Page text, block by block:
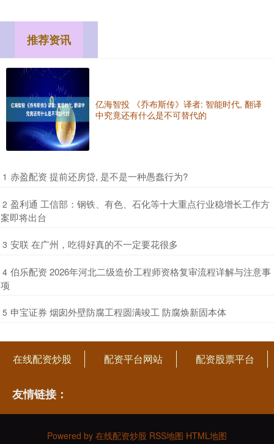
推荐资讯
亿海智投 《乔布斯传》译者: 智能时代, 翻译
中究竟还有什么是不可替代的
1 ​赤盈配资 提前还房贷, 是不是一种愚蠢行为?
2 ​盈利通 工信部：钢铁、有色、石化等十大重点行业稳增长工作方
案即将出台
3 ​安联 在广州，吃得好真的不一定要花很多
4 ​伯乐配资 2026年河北二级造价工程师资格复审流程详解与注意事
项
5 ​申宝证券 烟囱外壁防腐工程圆满竣工 防腐焕新固本体
在线配资炒股 配资平台网站 配资股票平台
友情链接：
Powered by 在线配资炒股 RSS地图 HTML地图